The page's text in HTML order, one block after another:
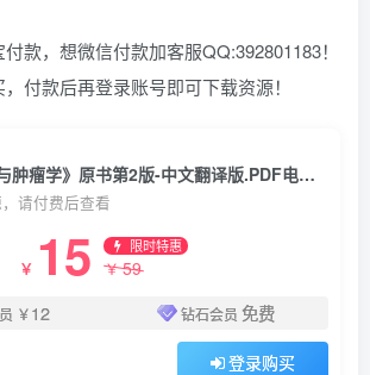
款，想微信付款加客服QQ:392801183！
付款后再登录账号即可下载资源！
《哈里森血液学与肿瘤学》原书第2版-中文翻译版.PDF电子书下载
请付费后查看
￥ 15 限时特惠
￥59
￥12 钻石会员 免费
登录购买